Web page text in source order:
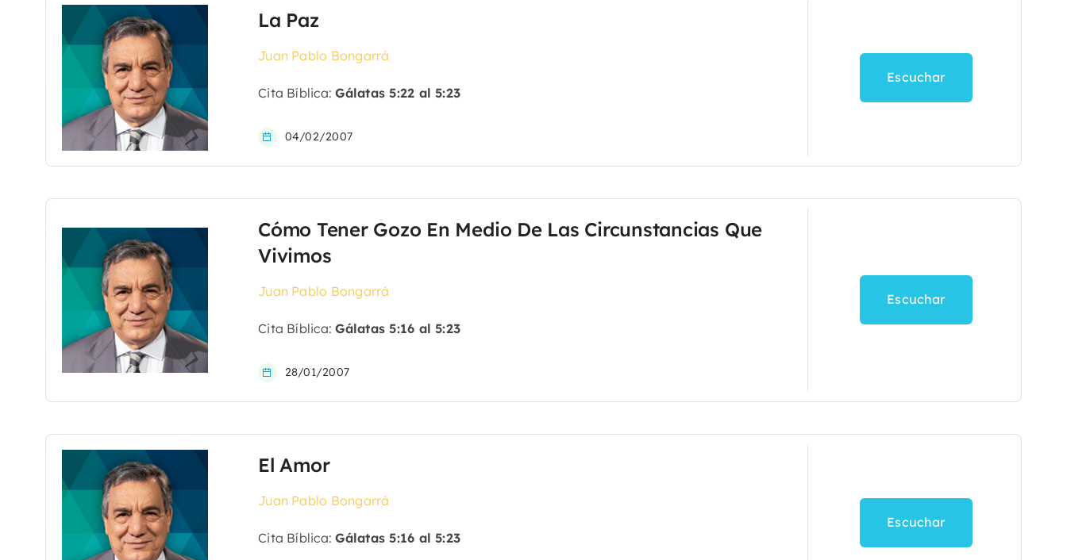
La Paz
Juan Pablo Bongarrá
Cita Bíblica:Gálatas 5:22 al 5:23
04/02/2007
Escuchar
Cómo Tener Gozo En Medio De Las Circunstancias Que
Vivimos
Juan Pablo Bongarrá
Cita Bíblica:Gálatas 5:16 al 5:23
28/01/2007
Escuchar
El Amor
Juan Pablo Bongarrá
Cita Bíblica:Gálatas 5:16 al 5:23
Escuchar